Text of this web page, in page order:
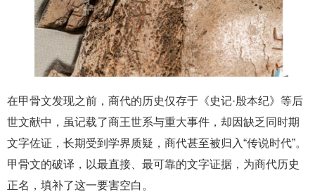
在甲骨文发现之前，商代的历史仅存于《史记·殷本纪》等后
世文献中，虽记载了商王世系与重大事件，却因缺乏同时期
文字佐证，长期受到学界质疑，商代甚至被归入“传说时代”。
甲骨文的破译，以最直接、最可靠的文字证据，为商代历史
正名，填补了这一要害空白。